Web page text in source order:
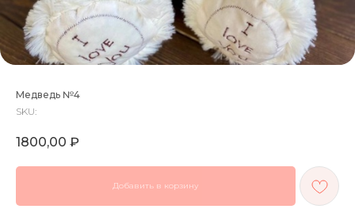
Медведь №4
SKU:
1800,00 ₽
Добавить в корзину